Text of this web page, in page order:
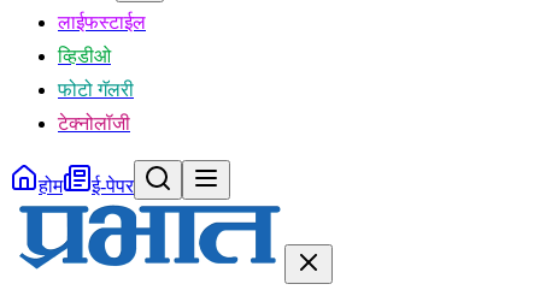
लाईफस्टाईल
व्हिडीओ
फोटो गॅलरी
टेक्नोलॉजी
होम ई-पेपर